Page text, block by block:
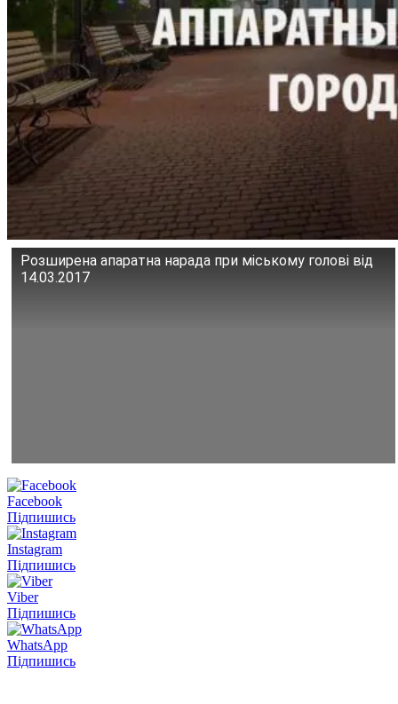
Розширена апаратна нарада при міському голові від
14.03.2017
Facebook
Підпишись
Instagram
Підпишись
Viber
Підпишись
WhatsApp
Підпишись